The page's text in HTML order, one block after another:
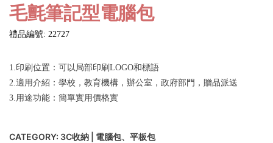
毛氈筆記型電腦包
禮品編號: 22727
1.印刷位置：可以局部印刷LOGO和標語
2.適用介紹：學校，教育機構，辦公室，政府部門，贈品派送
3.用途功能：簡單實用價格實
CATEGORY: 3C收納 | 電腦包、平板包